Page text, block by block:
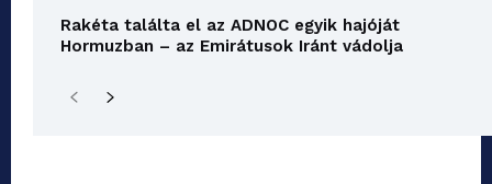
Rakéta találta el az ADNOC egyik hajóját
Hormuzban – az Emirátusok Iránt vádolja